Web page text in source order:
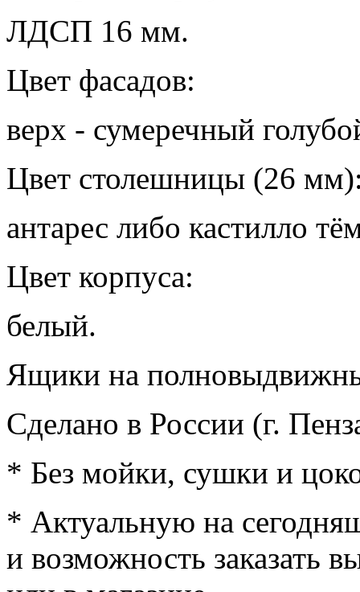
ЛДСП 16 мм.
Цвет фасадов:
верх - сумеречный
Цвет столешницы (26
антарес либо кастилло
Цвет корпуса:
белый.
Ящики на
Сделано в России (г.
* Без мойки, сушки и
* Актуальную на
и возможность заказать